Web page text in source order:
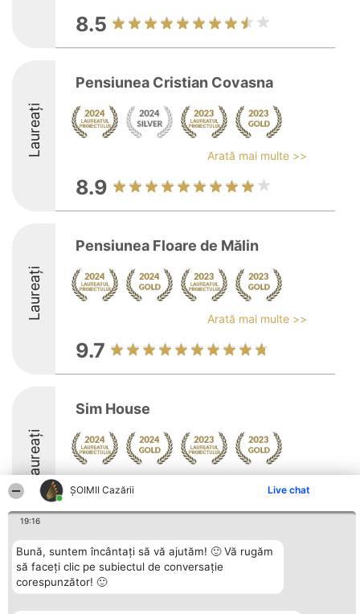
ȘOIMII Cazării Live chat
19:16
Bună, suntem încântați să vă ajutăm! 🙂 Vă rugăm
să faceți clic pe subiectul de conversație
corespunzător! 🙂
8.5
Laureați
Pensiunea Cristian Covasna
Arată mai multe >>
8.9
Laureați
Pensiunea Floare de Mălin
Arată mai multe >>
9.7
Laureați
Sim House
9.8
Organizator Ranking
BRIGHT SOLUTIONS BR SRL
Aleea Timisul De Sus 2 Bl. A30
Plebiscyt
Lista Tuturor